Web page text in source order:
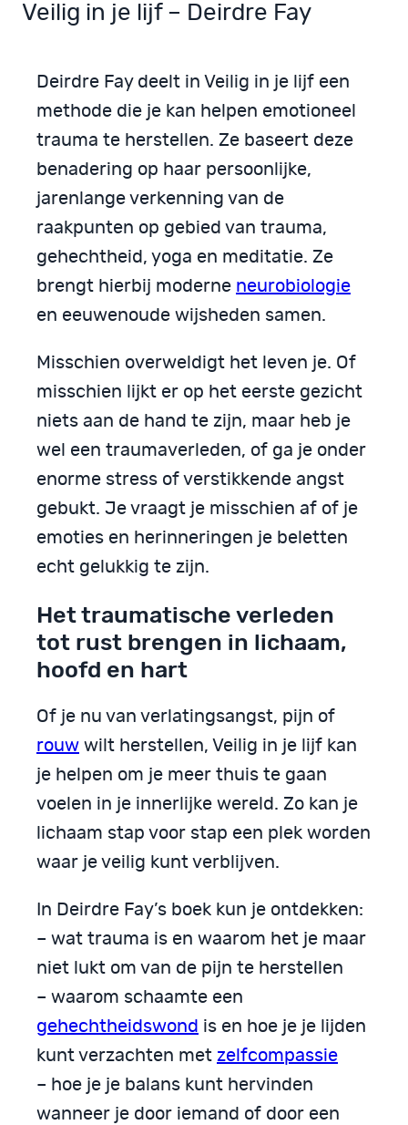
Veilig in je lijf – Deirdre Fay
Deirdre Fay deelt in Veilig in je lijf een
methode die je kan helpen emotioneel
trauma te herstellen. Ze baseert deze
benadering op haar persoonlijke,
jarenlange verkenning van de
raakpunten op gebied van trauma,
gehechtheid, yoga en meditatie. Ze
brengt hierbij moderne neurobiologie
en eeuwenoude wijsheden samen.
Misschien overweldigt het leven je. Of
misschien lijkt er op het eerste gezicht
niets aan de hand te zijn, maar heb je
wel een traumaverleden, of ga je onder
enorme stress of verstikkende angst
gebukt. Je vraagt je misschien af of je
emoties en herinneringen je beletten
echt gelukkig te zijn.
Het traumatische verleden
tot rust brengen in lichaam,
hoofd en hart
Of je nu van verlatingsangst, pijn of
rouw wilt herstellen, Veilig in je lijf kan
je helpen om je meer thuis te gaan
voelen in je innerlijke wereld. Zo kan je
lichaam stap voor stap een plek worden
waar je veilig kunt verblijven.
In Deirdre Fay’s boek kun je ontdekken:
– wat trauma is en waarom het je maar
niet lukt om van de pijn te herstellen
– waarom schaamte een
gehechtheidswond is en hoe je je lijden
kunt verzachten met zelfcompassie
– hoe je je balans kunt hervinden
wanneer je door iemand of door een